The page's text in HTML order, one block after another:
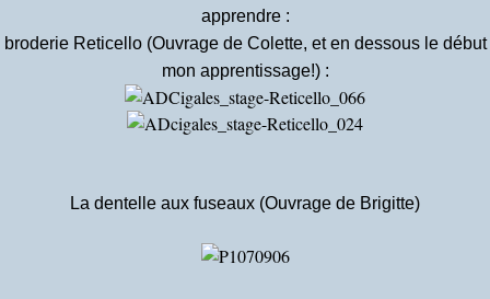
apprendre :
broderie Reticello (Ouvrage de Colette, et en dessous le début
mon apprentissage!) :
La dentelle aux fuseaux (Ouvrage de Brigitte)